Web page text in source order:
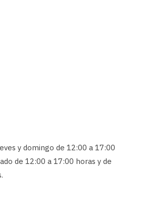
y domingo de 12:00 a 17:00
de 12:00 a 17:00 horas y de